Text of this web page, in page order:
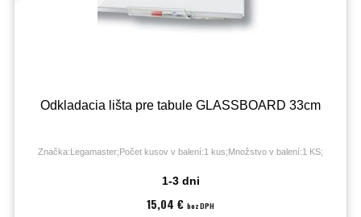
Odkladacia lišta pre tabule GLASSBOARD 33cm
Značka:Legamaster;Počet kusov v balení:1 kus;Množstvo v balení:1 KS;
1-3 dni
15,04 € bez DPH